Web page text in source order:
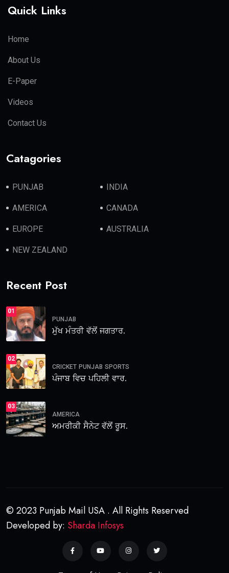
Quick Links
Home
About Us
E-Paper
Videos
Contact Us
Catagories
PUNJAB INDIA
AMERICA CANADA
EUROPE AUSTRALIA
NEW ZEALAND
Recent Post
01
PUNJAB
ਮੁੱਖ ਮੰਤਰੀ ਵੱਲੋਂ ਜਗਤਾਰ.
02
CRICKET PUNJAB SPORTS
ਪੰਜਾਬ ਵਿਚ ਪਹਿਲੀ ਵਾਰ.
03
AMERICA
ਅਮਰੀਕੀ ਸੈਨੇਟ ਵੱਲੋਂ ਰੂਸ.
© 2023 Punjab Mail USA . All Rights Reserved
Developed by: Sharda Infosys